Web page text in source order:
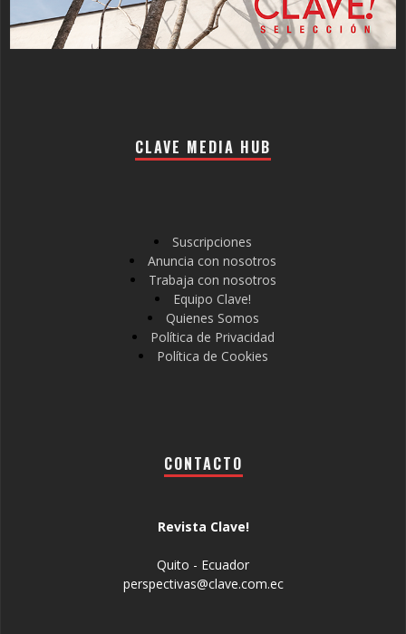
CLAVE MEDIA HUB
Suscripciones
Anuncia con nosotros
Trabaja con nosotros
Equipo Clave!
Quienes Somos
Política de Privacidad
Política de Cookies
CONTACTO
Revista Clave!
Quito - Ecuador
perspectivas@clave.com.ec